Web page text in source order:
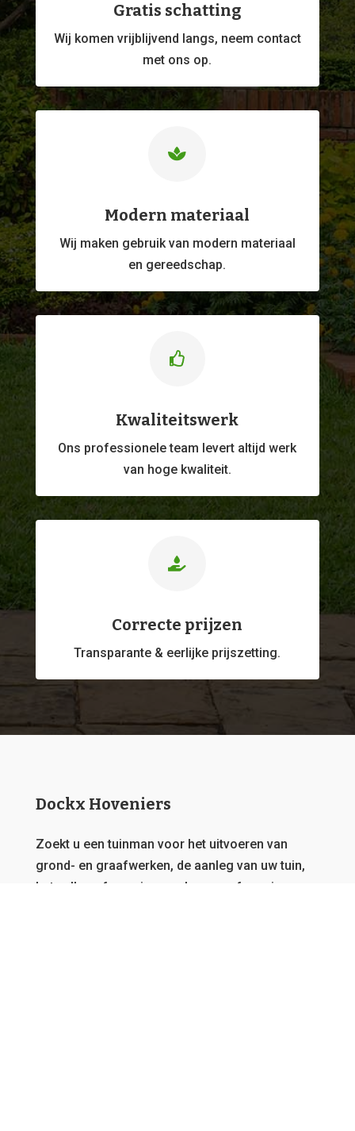
Gratis schatting
Wij komen vrijblijvend langs, neem contact
met ons op.

Modern materiaal
Wij maken gebruik van modern materiaal
en gereedschap.

Kwaliteitswerk
Ons professioneleteam levert altijd werk
van hoge kwaliteit.

Correcte prijzen
Transparante & eerlijke prijszetting.
Dockx Hoveniers
Zoekt u een tuinman voor het uitvoeren van
grond- en graafwerken, de aanleg van uw tuin,
het vellen of snoeien van bomen of overig